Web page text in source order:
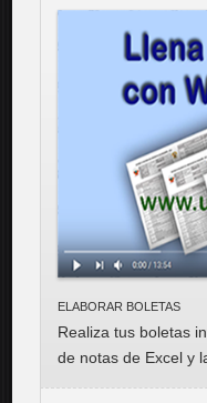
ELABORAR BOLETAS
Realiza tus boletas
de notas de Excel y